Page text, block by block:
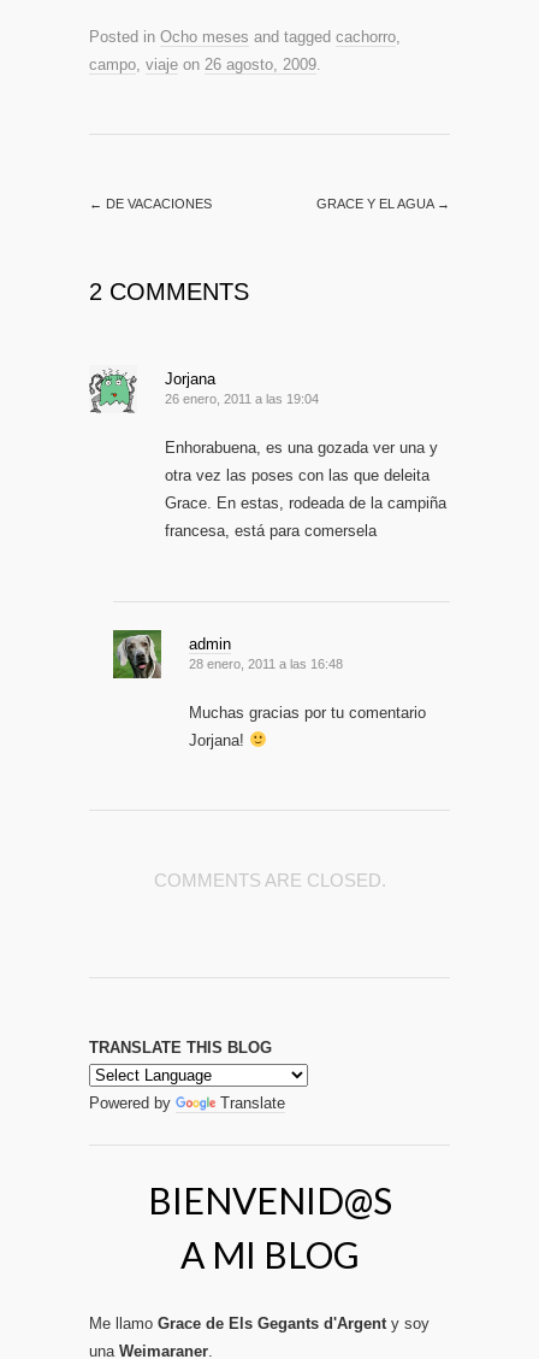
Posted in Ocho meses and tagged cachorro
campo viaje on 26 agosto, 2009
← DE VACACIONES GRACE Y EL AGUA →
2 COMMENTS
Jorjana
26 enero, 2011 a las 19:04
Enhorabuena, es una gozada ver una y
otra vez las poses con las que deleita
Grace. En estas, rodeada de la campiña
francesa, está para comersela
admin
28 enero, 2011 a las 16:48
Muchas gracias por tu comentario
Jorjana!
COMMENTS ARE CLOSED.
TRANSLATE THIS BLOG
Powered by Translate
BIENVENID@S
A MI BLOG
Me llamo Grace de Els Gegants d'Argent y soy
una Weimaraner